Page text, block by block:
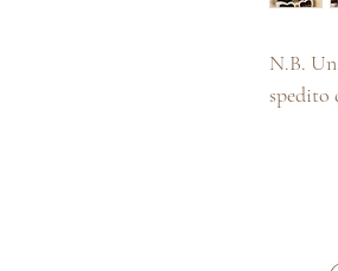
N.B.
spedito